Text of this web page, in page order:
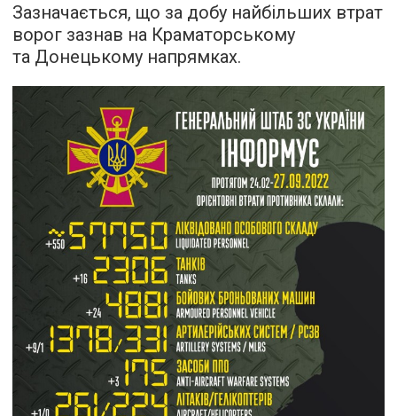
Зазначається, що за добу найбільших втрат
ворог зазнав на Краматорському
та Донецькому напрямках.